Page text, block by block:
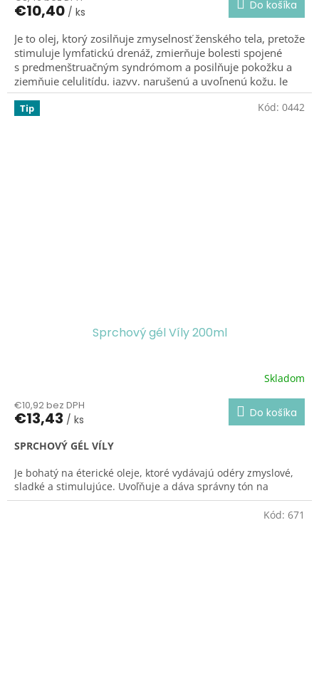
je
z
5
hviezdičiek.
€10,40 / ks Do košíka
Je to olej, ktorý zosilňuje zmyselnosť ženského tela, pretože
stimuluje lymfatickú drenáž, zmierňuje bolesti spojené
s predmenštruačným syndrómom a posilňuje pokožku a
zjemňuje celulitídu, jazvy, narušenú a uvoľnenú kožu. Je
vynikajúci po kúpeli a opaľovaní.Posilňuje ženskosť.
Tip
Sprchový gél Víly 200ml
produktu
je
z
hviezdičiek.
Skladom
€10,92 bez DPH
€13,43 / ks Do košíka
SPRCHOVÝ GÉL VÍLY
Je bohatý na éterické oleje, ktoré vydávajú odéry zmyslové,
sladké a stimulujúce. Uvoľňuje a dáva správny tón na
zahájenie dňa v znamení optimizmu a
Kód: 0442
Kód: 671